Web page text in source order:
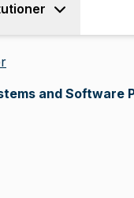
and Software